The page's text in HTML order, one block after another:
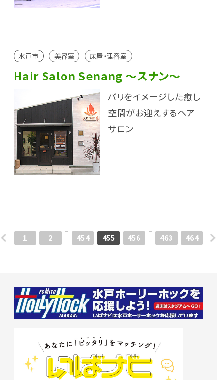
水戸市 美容室 床屋・理容室
Hair Salon Senang ～スナン～
バリをイメージした癒し
空間がお迎えするヘア
サロン
1 2 454 455 456 463 464